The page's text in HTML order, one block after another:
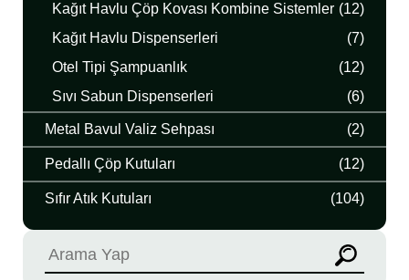
Kağıt Havlu Çöp Kovası Kombine Sistemler (12)
Kağıt Havlu Dispenserleri
(7)
Otel Tipi Şampuanlık
(12)
Sıvı Sabun Dispenserleri
(6)
Metal Bavul Valiz Sehpası (2)
Pedallı Çöp Kutuları (12)
Sıfır Atık Kutuları (104)